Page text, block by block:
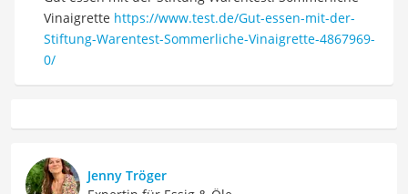
Vinaigrette https://www.test.de/Gut-essen-mit-der-
Stiftung-Warentest-Sommerliche-Vinaigrette-4867969-
0/
Jenny Tröger